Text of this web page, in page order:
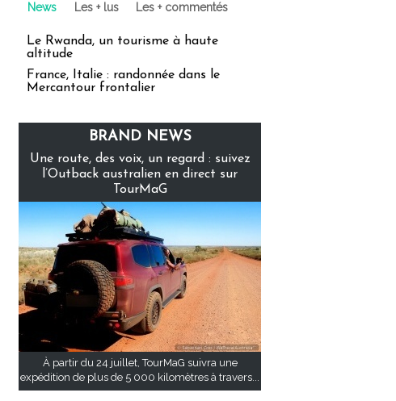
News Les + lus Les + commentés
Le Rwanda, un tourisme à haute
altitude
France, Italie : randonnée dans le
Mercantour frontalier
BRAND NEWS
Une route, des voix, un regard : suivez
l’Outback australien en direct sur
TourMaG
À partir du 24 juillet, TourMaG suivra une
expédition de plus de 5 000 kilomètres à travers...